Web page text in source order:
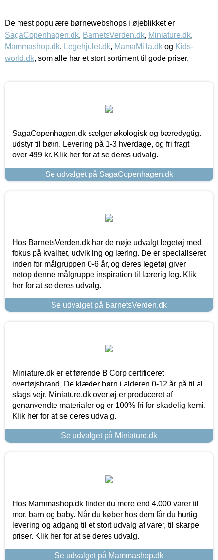
De mest populære børnewebshops i øjeblikket er
SagaCopenhagen.dk, BarnetsVerden.dk, Miniature.dk,
Mammashop.dk, Legehjulet.dk, MamaMilla.dk og Kids-
world.dk, som alle har et stort sortiment til gode priser.
SagaCopenhagen.dk sælger økologisk og bæredygtigt
udstyr til børn. Levering på 1-3 hverdage, og fri fragt
over 499 kr. Klik her for at se deres udvalg.
Se udvalget på SagaCopenhagen.dk
Hos BarnetsVerden.dk har de nøje udvalgt legetøj med
fokus på kvalitet, udvikling og læring. De er specialiseret
inden for målgruppen 0-6 år, og deres legetøj giver
netop denne målgruppe inspiration til lærerig leg. Klik
her for at se deres udvalg.
Se udvalget på BarnetsVerden.dk
Miniature.dk er et førende B Corp certificeret
overtøjsbrand. De klæder børn i alderen 0-12 år på til al
slags vejr. Miniature.dk overtøj er produceret af
genanvendte materialer og er 100% fri for skadelig kemi.
Klik her for at se deres udvalg.
Se udvalget på Miniature.dk
Hos Mammashop.dk finder du mere end 4.000 varer til
mor, barn og baby. Når du køber hos dem får du hurtig
levering og adgang til et stort udvalg af varer, til skarpe
priser. Klik her for at se deres udvalg.
Se udvalget på Mammashop.dk